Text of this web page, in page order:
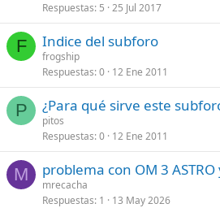
Respuestas 5 25 Jul 2017
F Indice del subforo
frogship
Respuestas 0 12 Ene 2011
P ¿Para qué sirve este
pitos
Respuestas 0 12 Ene 2011
M problema con OM 3 ASTRO
mrecacha
Respuestas 1 13 May 2026